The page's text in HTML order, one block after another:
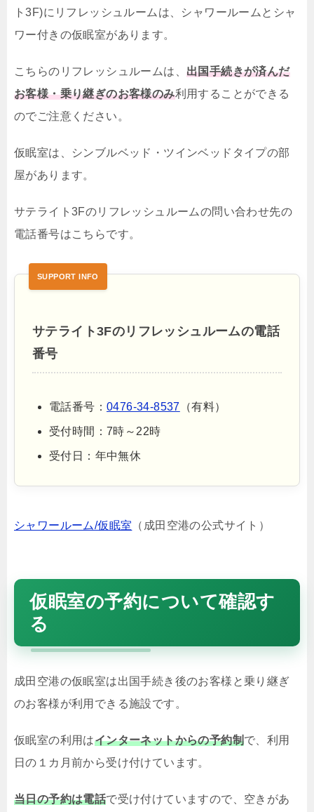
ト3F)にリフレッシュルームは、シャワールームとシャ
ワー付きの仮眠室があります。
こちらのリフレッシュルームは、 出国手続きが済んだ
お客様・乗り継ぎのお客様のみ利用することができる
のでご注意ください。
仮眠室は、シンブルベッド・ツインベッドタイプの部
屋があります。
サテライト3Fのリフレッシュルームの問い合わせ先の
電話番号はこちらです。
サテライト3Fのリフレッシュルームの電話
番号
電話番号： 0476-34-8537 （有料）
受付時間：7時～22時
受付日：年中無休
シャワールーム/仮眠室 （成田空港の公式サイト）
仮眠室の予約について確認す
る
成田空港の仮眠室は出国手続き後のお客様と乗り継ぎ
のお客様が利用できる施設です。
仮眠室の利用はインターネットからの予約制で、利用
日の１カ月前から受け付けています。
当日の予約は電話で受け付けていますので、空きがあ